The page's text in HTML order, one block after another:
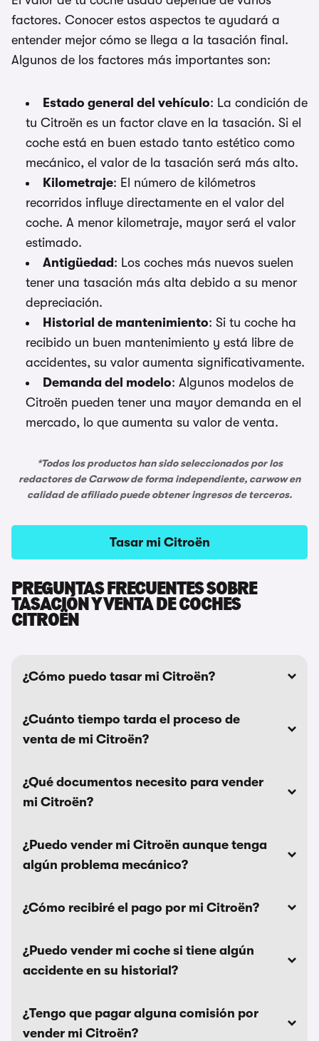
factores. Conocer estos aspectos te ayudará a
entender mejor cómo se llega a la tasación final.
Algunos de los factores más importantes son:
Estado general del vehículo: La condición de
tu Citroën es un factor clave en la tasación. Si el
coche está en buen estado tanto estético como
mecánico, el valor de la tasación será más alto.
Kilometraje: El número de kilómetros
recorridos influye directamente en el valor del
coche. A menor kilometraje, mayor será el valor
estimado.
Antigüedad : Los coches más nuevos suelen
tener una tasación más alta debido a su menor
depreciación.
Historial de mantenimiento: Si tu coche ha
recibido un buen mantenimiento y está libre de
accidentes, su valor aumenta significativamente.
Demanda del modelo: Algunos modelos de
Citroën pueden tener una mayor demanda en el
mercado, lo que aumenta su valor de venta.
*Todos los productos han sido seleccionados por los
redactores de Carwow de forma independiente, carwow en
calidad de afiliado puede obtener ingresos de terceros.
Tasar mi Citroën
PREGUNTAS FRECUENTES SOBRE
TASACIÓN Y VENTA DE COCHES
CITROËN
¿Cómo puedo tasar mi Citroën?
¿Cuánto tiempo tarda el proceso de
venta de mi Citroën?
¿Qué documentos necesito para vender
mi Citroën?
¿Puedo vender mi Citroën aunque tenga
algún problema mecánico?
¿Cómo recibiré el pago por mi Citroën?
¿Puedo vender mi coche si tiene algún
accidente en su historial?
¿Tengo que pagar alguna comisión por
vender mi Citroën?